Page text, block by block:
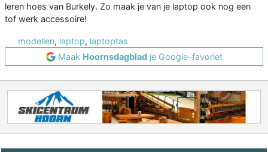
leren hoes van Burkely. Zo maak je van je laptop ook nog een
tof werk accessoire!
modellen, laptop, laptoptas
Maak Hoornsdagbladje Google-favoriet